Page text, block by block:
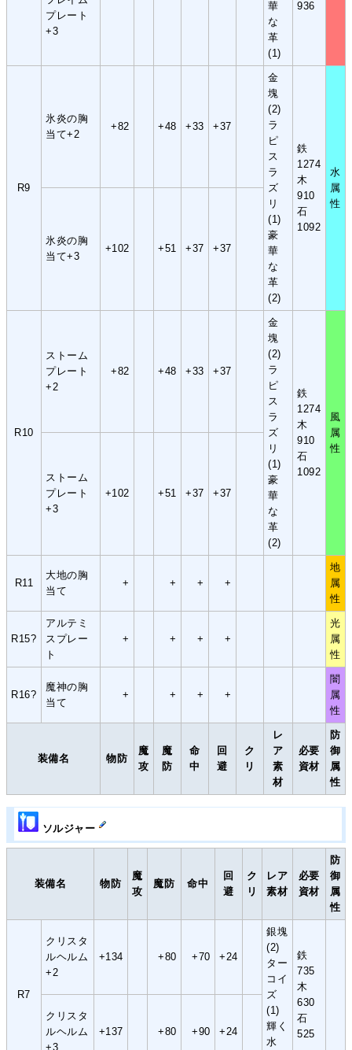
装備名 物防
魔
攻
魔
防
命
中
回
避
ク
リ
レ
ア
素
材
必要
資材
防
御
属
性
華
な
革
(1)
936
プレート
+3
R9
氷炎の胸
当て+2
+82 +48 +33 +37
金
塊
(2)
ラ
ピ
ス
ラ
ズ
リ
(1)
豪
華
な
革
(2)
鉄
1274
木
910
石
1092
水
属
性
氷炎の胸
当て+3
+102 +51 +37 +37
R10
ストーム
プレート
+2
+82 +48 +33 +37
金
塊
(2)
ラ
ピ
ス
ラ
ズ
リ
(1)
豪
華
な
革
(2)
鉄
1274
木
910
石
1092
風
属
性
ストーム
プレート
+3
+102 +51 +37 +37
R11
大地の胸
当て
+ + + +
地
属
性
R15?
アルテミ
スプレー
ト
+ + + +
光
属
性
R16?
魔神の胸
当て
+ + + +
闇
属
性
ソルジャー
装備名 物防
魔
攻
魔防 命中
回
避
ク
リ
レア
素材
必要
資材
防
御
属
性
R7
クリスタ
ルヘルム
+2
+134 +80 +70 +24
銀塊
(2)
ター
コイ
ズ
(1)
輝く
水
鉄
735
木
630
石
525
クリスタ
ルヘルム
+3
+137 +80 +90 +24